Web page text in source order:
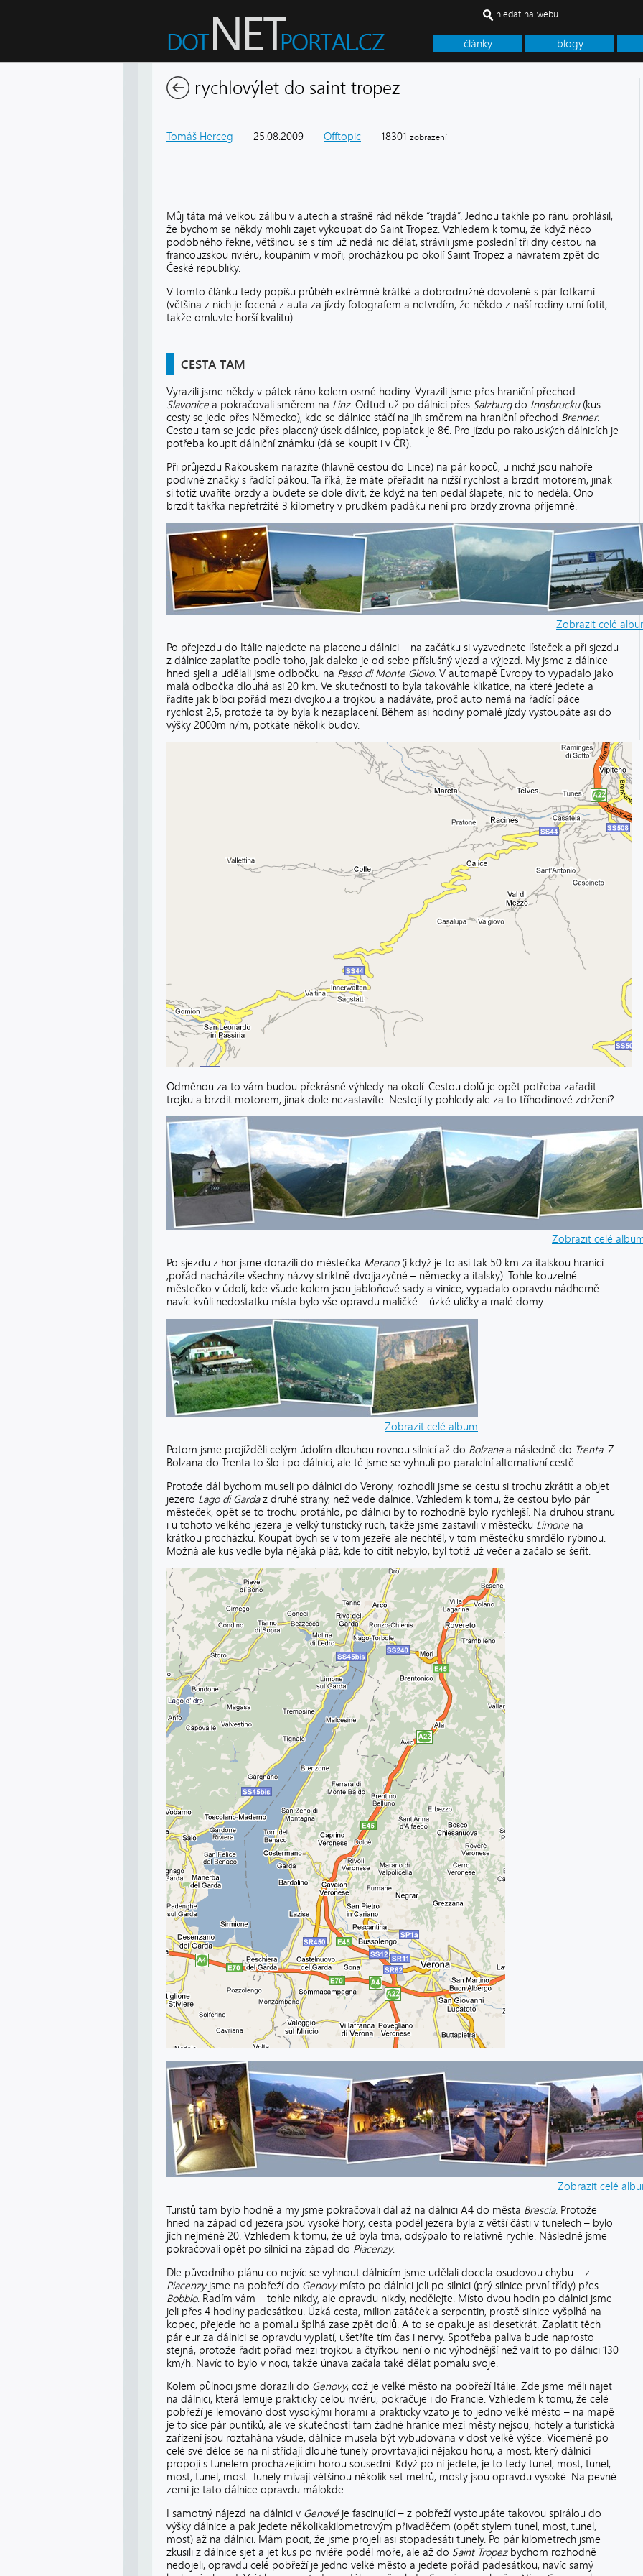
články blogy
hledat na webu
rychlovýlet do saint tropez
Tomáš Herceg 25.08.2009 Offtopic 18301 zobrazení
Můj táta má velkou zálibu v autech a strašně rád někde “trajdá”. Jednou takhle po ránu prohlásil,
že bychom se někdy mohli zajet vykoupat do Saint Tropez. Vzhledem k tomu, že když něco
podobného řekne, většinou se s tím už nedá nic dělat, strávili jsme poslední tři dny cestou na
francouzskou riviéru, koupáním v moři, procházkou po okolí Saint Tropez a návratem zpět do
České republiky.
V tomto článku tedy popíšu průběh extrémně krátké a dobrodružné dovolené s pár fotkami
(většina z nich je focená z auta za jízdy fotografem a netvrdím, že někdo z naší rodiny umí fotit,
takže omluvte horší kvalitu).
CESTA TAM
Vyrazili jsme někdy v pátek ráno kolem osmé hodiny. Vyrazili jsme přes hraniční přechod
Slavonice a pokračovali směrem na Linz. Odtud už po dálnici přes Salzburgdo Innsbrucku(kus
cesty se jede přes Německo), kde se dálnice stáčí na jih směrem na hraniční přechod Brenner.
Cestou tam se jede přes placený úsek dálnice, poplatek je 8€. Pro jízdu po rakouských dálnicích je
potřeba koupit dálniční známku (dá se koupit i v ČR).
Při průjezdu Rakouskem narazíte (hlavně cestou do Lince) na pár kopců, u nichž jsou nahoře
podivné značky s řadící pákou. Ta říká, že máte přeřadit na nižší rychlost a brzdit motorem, jinak
si totiž uvaříte brzdy a budete se dole divit, že když na ten pedál šlapete, nic to nedělá. Ono
brzdit takřka nepřetržitě 3 kilometry v prudkém padáku není pro brzdy zrovna příjemné.
Zobrazit celé
Po přejezdu do Itálie najedete na placenou dálnici – na začátku si vyzvednete lísteček a při sjezdu
z dálnice zaplatíte podle toho, jak daleko je od sebe příslušný vjezd a výjezd. My jsme z dálnice
hned sjeli a udělali jsme odbočku na Passo di Monte Giovo. V automapě Evropy to vypadalo jako
malá odbočka dlouhá asi 20 km. Ve skutečnosti to byla takováhle klikatice, na které jedete a
řadíte jak blbci pořád mezi dvojkou a trojkou a nadáváte, proč auto nemá na řadící páce
rychlost 2,5, protože ta by byla k nezaplacení. Během asi hodiny pomalé jízdy vystoupáte asi do
výšky 2000m n/m, potkáte několik budov.
Odměnou za to vám budou překrásné výhledy na okolí. Cestou dolů je opět potřeba zařadit
trojku a brzdit motorem, jinak dole nezastavíte. Nestojí ty pohledy ale za to tříhodinové zdržení?
Zobrazit celé
Po sjezdu z hor jsme dorazili do městečka Merano(i když je to asi tak 50 km za italskou hranicí
,pořád nacházíte všechny názvy striktně dvojjazyčné – německy a italsky). Tohle kouzelné
městečko v údolí, kde všude kolem jsou jabloňové sady a vinice, vypadalo opravdu nádherně –
navíc kvůli nedostatku místa bylo vše opravdu maličké – úzké uličky a malé domy.
Zobrazit celé album
Potom jsme projížděli celým údolím dlouhou rovnou silnicí až do Bolzanaa následně do Trenta. Z
Bolzana do Trenta to šlo i po dálnici, ale té jsme se vyhnuli po paralelní alternativní cestě.
Protože dál bychom museli po dálnici do Verony, rozhodli jsme se cestu si trochu zkrátit a objet
jezero Lago di Gardaz druhé strany, než vede dálnice. Vzhledem k tomu, že cestou bylo pár
městeček, opět se to trochu protáhlo, po dálnici by to rozhodně bylo rychlejší. Na druhou stranu
i u tohoto velkého jezera je velký turistický ruch, takže jsme zastavili v městečku Limone na
krátkou procházku. Koupat bych se v tom jezeře ale nechtěl, v tom městečku smrdělo rybinou.
Možná ale kus vedle byla nějaká pláž, kde to cítit nebylo, byl totiž už večer a začalo se šeřit.
Zobrazit celé
Turistů tam bylo hodně a my jsme pokračovali dál až na dálnici A4 do města Brescia. Protože
hned na západ od jezera jsou vysoké hory, cesta podél jezera byla z větší části v tunelech – bylo
jich nejméně 20. Vzhledem k tomu, že už byla tma, odsýpalo to relativně rychle. Následně jsme
pokračovali opět po silnici na západ do Piacenzy.
Dle původního plánu co nejvíc se vyhnout dálnicím jsme udělali docela osudovou chybu – z
Piacenzyjsme na pobřeží do Genovymísto po dálnici jeli po silnici (prý silnice první třídy) přes
Bobbio. Radím vám – tohle nikdy, ale opravdu nikdy, nedělejte. Místo dvou hodin po dálnici jsme
jeli přes 4 hodiny padesátkou. Úzká cesta, milion zatáček a serpentin, prostě silnice vyšplhá na
kopec, přejede ho a pomalu šplhá zase zpět dolů. A to se opakuje asi desetkrát. Zaplatit těch
pár eur za dálnici se opravdu vyplatí, ušetříte tím čas i nervy. Spotřeba paliva bude naprosto
stejná, protože řadit pořád mezi trojkou a čtyřkou není o nic výhodnější než valit to po dálnici 130
km/h. Navíc to bylo v noci, takže únava začala také dělat pomalu svoje.
Kolem půlnoci jsme dorazili do Genovy, což je velké město na pobřeží Itálie. Zde jsme měli najet
na dálnici, která lemuje prakticky celou riviéru, pokračuje i do Francie. Vzhledem k tomu, že celé
pobřeží je lemováno dost vysokými horami a prakticky vzato je to jedno velké město – na mapě
je to sice pár puntíků, ale ve skutečnosti tam žádné hranice mezi městy nejsou, hotely a turistická
zařízení jsou roztahána všude, dálnice musela být vybudována v dost velké výšce. Víceméně po
celé své délce se na ní střídají dlouhé tunely provrtávající nějakou horu, a most, který dálnici
propojí s tunelem procházejícím horou sousední. Když po ní jedete, je to tedy tunel, most, tunel,
most, tunel, most. Tunely mívají většinou několik set metrů, mosty jsou opravdu vysoké. Na pevné
zemi je tato dálnice opravdu málokde.
I samotný nájezd na dálnici v Genověje fascinující – z pobřeží vystoupáte takovou spirálou do
výšky dálnice a pak jedete několikakilometrovým přivaděčem (opět stylem tunel, most, tunel,
most) až na dálnici. Mám pocit, že jsme projeli asi stopadesáti tunely. Po pár kilometrech jsme
zkusili z dálnice sjet a jet kus po riviéře podél moře, ale až do Saint Tropezbychom rozhodně
nedojeli, opravdu celé pobřeží je jedno velké město a jedete pořád padesátkou, navíc samý